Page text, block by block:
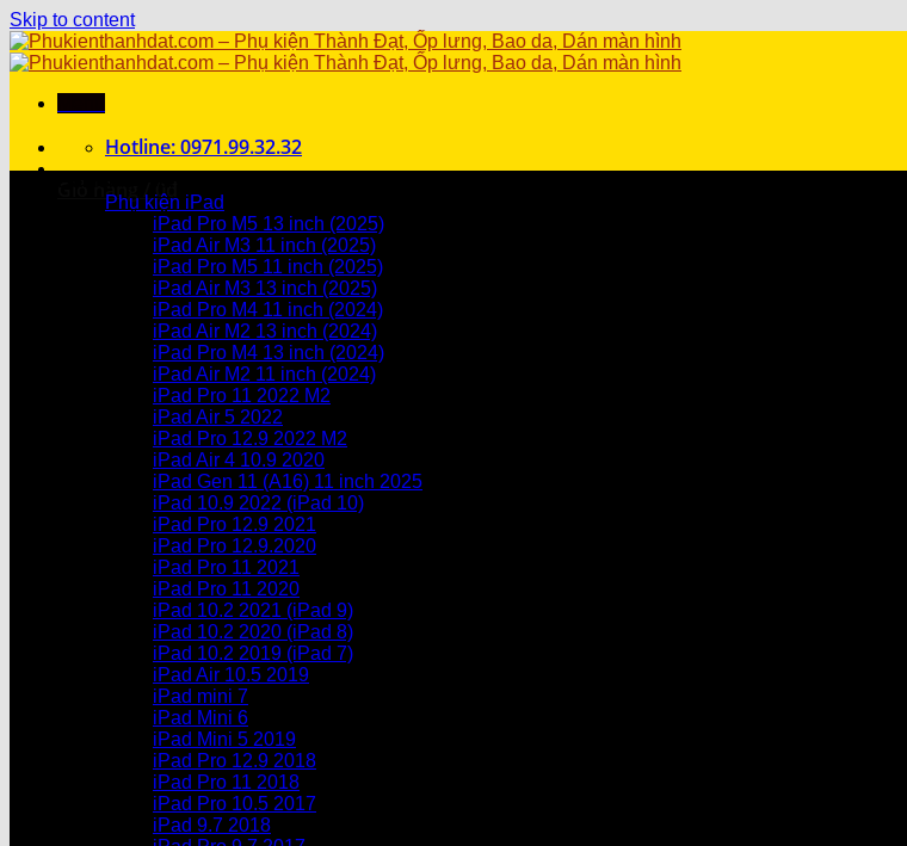
Skip to content
Hotline: 0971.99.32.32
Giỏ hàng / 0₫
Chưa có sản phẩm trong giỏ hàng.
Chưa có sản phẩm trong giỏ hàng.
Phụ kiện iPad
iPad Pro M5 13 inch (2025)
iPad Air M3 11 inch (2025)
iPad Pro M5 11 inch (2025)
iPad Air M3 13 inch (2025)
iPad Pro M4 11 inch (2024)
iPad Air M2 13 inch (2024)
iPad Pro M4 13 inch (2024)
iPad Air M2 11 inch (2024)
iPad Pro 11 2022 M2
iPad Air 5 2022
iPad Pro 12.9 2022 M2
iPad Air 4 10.9 2020
iPad Gen 11 (A16) 11 inch 2025
iPad 10.9 2022 (iPad 10)
iPad Pro 12.9 2021
iPad Pro 12.9.2020
iPad Pro 11 2021
iPad Pro 11 2020
iPad 10.2 2021 (iPad 9)
iPad 10.2 2020 (iPad 8)
iPad 10.2 2019 (iPad 7)
iPad Air 10.5 2019
iPad mini 7
iPad Mini 6
iPad Mini 5 2019
iPad Pro 12.9 2018
iPad Pro 11 2018
iPad Pro 10.5 2017
iPad 9.7 2018